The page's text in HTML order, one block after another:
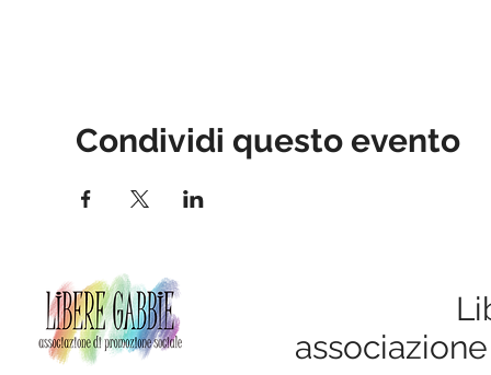
Condividi questo evento